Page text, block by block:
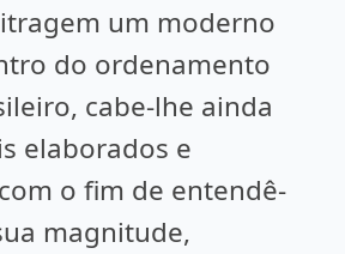
um moderno
do ordenamento
cabe-lhe ainda
elaborados e
o fim de entendê-
magnitude,